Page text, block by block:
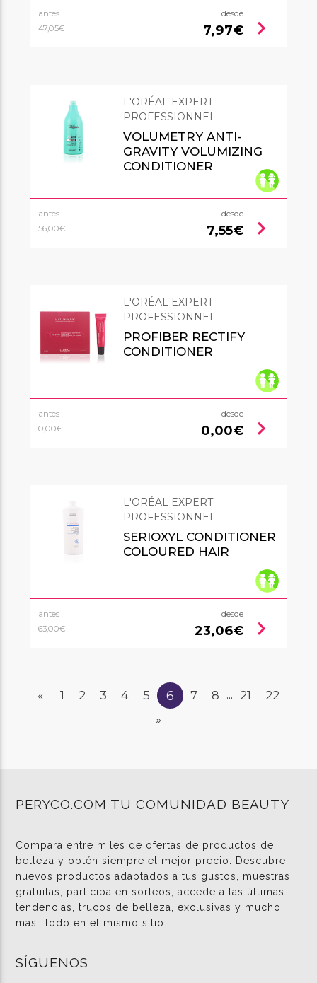
antes
47,05€
desde
7,97€ chevron_right
L'ORÉAL EXPERT
PROFESSIONNEL
VOLUMETRY ANTI-
GRAVITY VOLUMIZING
CONDITIONER
antes
56,00€
desde
7,55€ chevron_right
L'ORÉAL EXPERT
PROFESSIONNEL
PROFIBER RECTIFY
CONDITIONER
antes
0,00€
desde
0,00€ chevron_right
L'ORÉAL EXPERT
PROFESSIONNEL
SERIOXYL CONDITIONER
COLOURED HAIR
antes
63,00€
desde
23,06€ chevron_right
« 1 2 3 4 5 6 7 8 ... 21
22
»
PERYCO.COM TU COMUNIDAD BEAUTY
Compara entre miles de ofertas de productos de
belleza y obtén siempre el mejor precio. Descubre
nuevos productos adaptados a tus gustos, muestras
gratuitas, participa en sorteos, accede a las últimas
tendencias, trucos de belleza, exclusivas y mucho
más. Todo en el mismo sitio.
SÍGUENOS